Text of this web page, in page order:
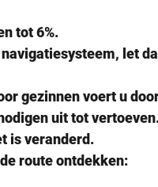
tot 6%.
let
gezinnen voert u
uit tot
is veranderd.
route ontdekken: